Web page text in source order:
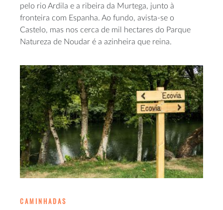
pelo rio Ardila e a ribeira da Murtega, junto à
fronteira com Espanha. Ao fundo, avista-se o
Castelo, mas nos cerca de mil hectares do Parque
Natureza de Noudar é a azinheira que reina.
CAMINHADAS